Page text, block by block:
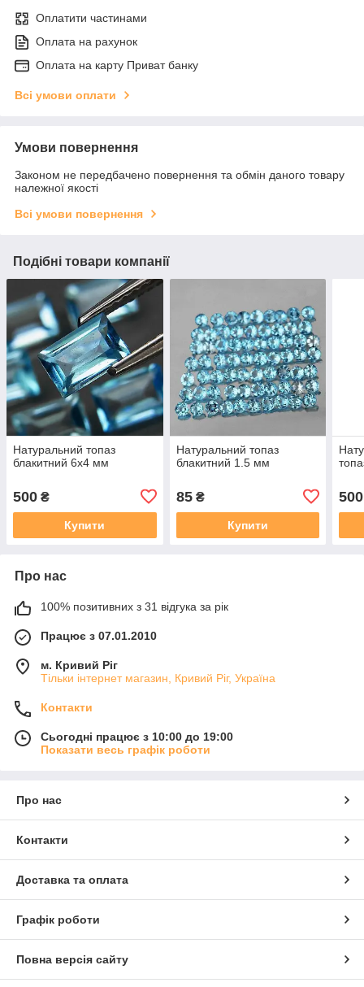
Оплатити частинами
Оплата на рахунок
Оплата на карту Приват банку
Всі умови оплати
Умови повернення
Законом не передбачено повернення та обмін даного товару
належної якості
Всі умови повернення
Подібні товари компанії
Натуральний топаз
блакитний 6х4 мм
500 ₴
Купити
Натуральний топаз
блакитний 1.5 мм
85₴
Купити
500
Про нас
100% позитивних з 31 відгука за рік
Працює з 07.01.2010
м. Кривий Ріг
Тільки інтернет магазин, Кривий Ріг, Україна
Контакти
Сьогодні працює з 10:00 до 19:00
Показати весь графік роботи
Про нас
Контакти
Доставка та оплата
Графік роботи
Повна версія сайту